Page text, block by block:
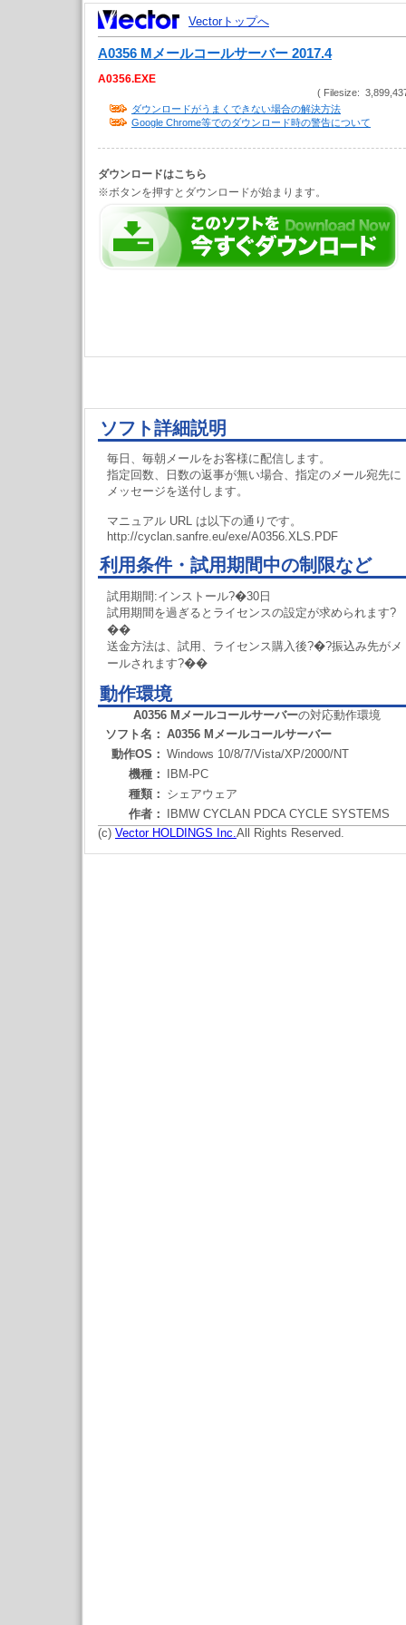
Vectorトップへ
A0356 Mメールコールサーバー 2017.4
A0356.EXE
( Filesize:
ダウンロードがうまくできない場合の解決方法
Google Chrome等でのダウンロード時の警告について
ダウンロードはこちら
※ボタンを押すとダウンロードが始まります。
ソフト詳細説明
毎日、毎朝メールをお客様に配信します。
指定回数、日数の返事が無い場合、指定のメール宛先に
メッセージを送付します。
マニュアル URL は以下の通りです。
http://cyclan.sanfre.eu/exe/A0356.XLS.PDF
利用条件・試用期間中の制限など
試用期間:インストール?�30日
試用期間を過ぎるとライセンスの設定が求められます?
��
送金方法は、試用、ライセンス購入後?�?振込み先がメ
ールされます?��
動作環境
A0356 Mメールコールサーバーの対応動作環境
ソフト名： A0356 Mメールコールサーバー
動作OS： Windows 10/8/7/Vista/XP/2000/NT
機種：
IBM-PC
種類： シェアウェア
作者：
IBMW CYCLAN PDCA CYCLE SYSTEMS
(c) Vector HOLDINGS Inc.All Rights Reserved.